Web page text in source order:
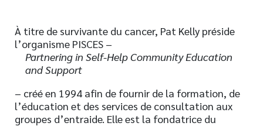
Témoignages
Vie pratique
Finances
Nouveautés
Numérique
À titre de survivante du cancer, Pat Kelly préside
l’organisme PISCES –
Partnering in Self-Help Community Education
and Support
– créé en 1994 afin de fournir de la formation, de
l’éducation et des services de consultation aux
groupes d’entraide. Elle est la fondatrice du